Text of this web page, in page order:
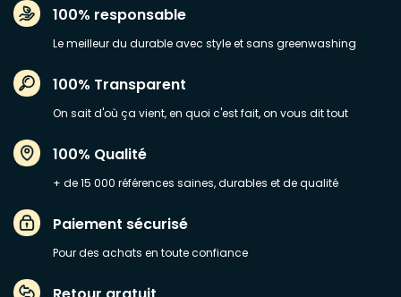
100% responsable
Le meilleur du durable avec style et sans greenwashing
100% Transparent
On sait d'où ça vient, en quoi c'est fait, on vous dit tout
100% Qualité
+ de 15 000 références saines, durables et de qualité
Paiement sécurisé
Pour des achats en toute confiance